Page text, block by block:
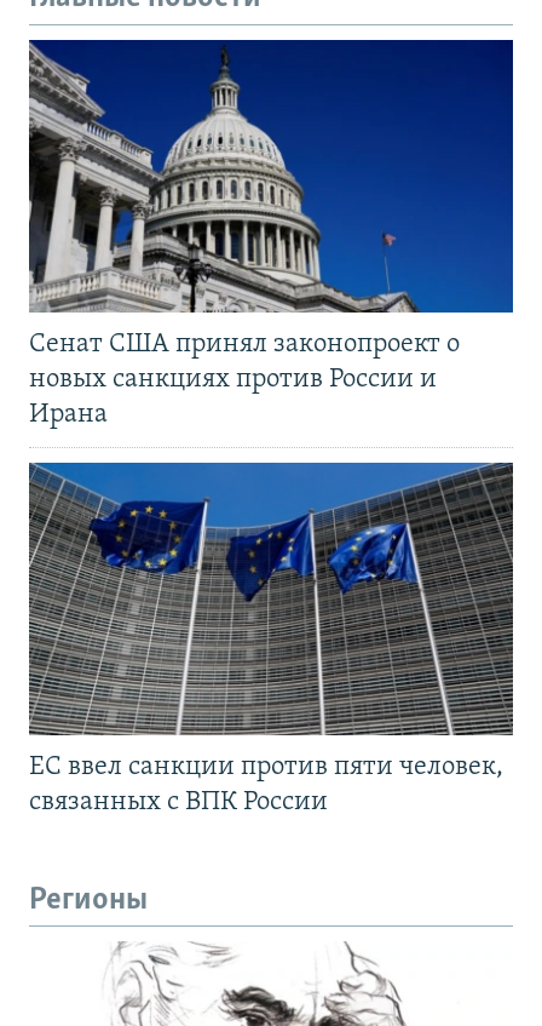
Сенат США принял законопроект о
новых санкциях против России и
Ирана
ЕС ввел санкции против пяти человек,
связанных с ВПК России
Регионы